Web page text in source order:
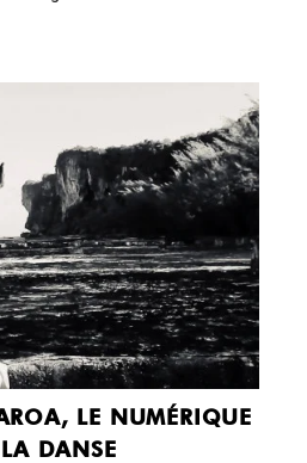
LE NUMÉRIQUE
DANSE